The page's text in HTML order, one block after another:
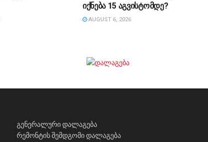
იქნება 15 აგვისტომდე?
AUGUST 6, 2026
გენერალური დალაგება
რემონტის შემდგომი დალაგება